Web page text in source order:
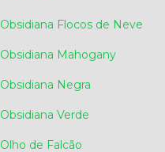
Obsidiana Flocos de Neve
Obsidiana Mahogany
Obsidiana Negra
Obsidiana Verde
Olho de Falcão